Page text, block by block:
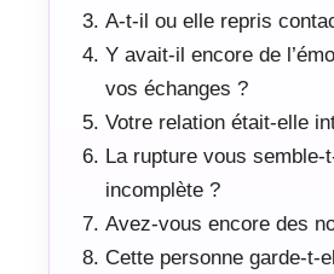
A-t-il ou elle repris
Y avait-il encore de
vos échanges ?
Votre relation était-elle
La rupture vous semble-
incomplète ?
Avez-vous encore des
Cette personne garde-t-